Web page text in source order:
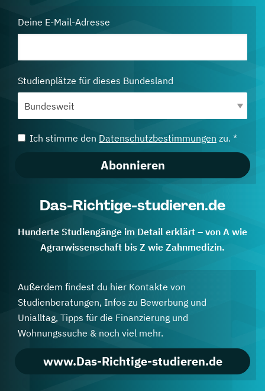
Deine E-Mail-Adresse
Studienplätze für dieses Bundesland
Ich stimme den Datenschutzbestimmungen zu. *
Abonnieren
Das-Richtige-studieren.de
Hunderte Studiengänge im Detail erklärt – von A wie
Agrarwissenschaft bis Z wie Zahnmedizin.
Außerdem findest du hier Kontakte von
Studienberatungen, Infos zu Bewerbung und
Unialltag, Tipps für die Finanzierung und
Wohnungssuche & noch viel mehr.
www.Das-Richtige-studieren.de